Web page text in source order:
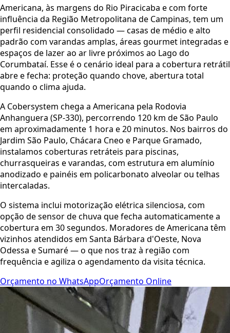
Americana, às margens do Rio Piracicaba e com forte
influência da Região Metropolitana de Campinas, tem um
perfil residencial consolidado — casas de médio e alto
padrão com varandas amplas, áreas gourmet integradas e
espaços de lazer ao ar livre próximos ao Lago do
Corumbataí. Esse é o cenário ideal para a cobertura retrátil
abre e fecha: proteção quando chove, abertura total
quando o clima ajuda.
A Cobersystem chega a Americana pela Rodovia
Anhanguera (SP-330), percorrendo 120 km de São Paulo
em aproximadamente 1 hora e 20 minutos. Nos bairros do
Jardim São Paulo, Chácara Cneo e Parque Gramado,
instalamos coberturas retráteis para piscinas,
churrasqueiras e varandas, com estrutura em alumínio
anodizado e painéis em policarbonato alveolar ou telhas
intercaladas.
O sistema inclui motorização elétrica silenciosa, com
opção de sensor de chuva que fecha automaticamente a
cobertura em 30 segundos. Moradores de Americana têm
vizinhos atendidos em Santa Bárbara d'Oeste, Nova
Odessa e Sumaré — o que nos traz à região com
frequência e agiliza o agendamento da visita técnica.
Orçamento no WhatsAppOrçamento Online